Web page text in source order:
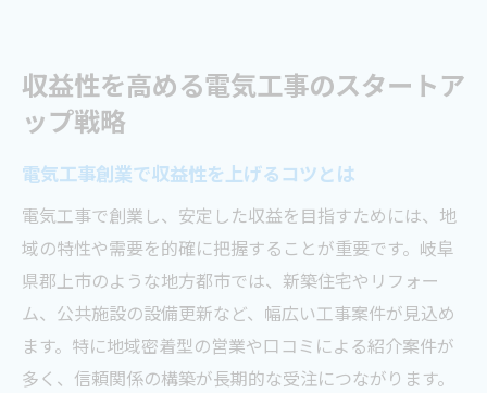
収益性を高める電気工事のスタートア
ップ戦略
電気工事創業で収益性を上げるコツとは
電気工事で創業し、安定した収益を目指すためには、地
域の特性や需要を的確に把握することが重要です。岐阜
県郡上市のような地方都市では、新築住宅やリフォー
ム、公共施設の設備更新など、幅広い工事案件が見込め
ます。特に地域密着型の営業や口コミによる紹介案件が
多く、信頼関係の構築が長期的な受注につながります。